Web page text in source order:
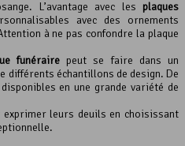
L’avantage avec les plaques
avec des ornements
à ne pas confondre la plaque
funéraire peut se faire dans un
différents échantillons de design. De
en une grande variété de
leurs deuils en choisissant